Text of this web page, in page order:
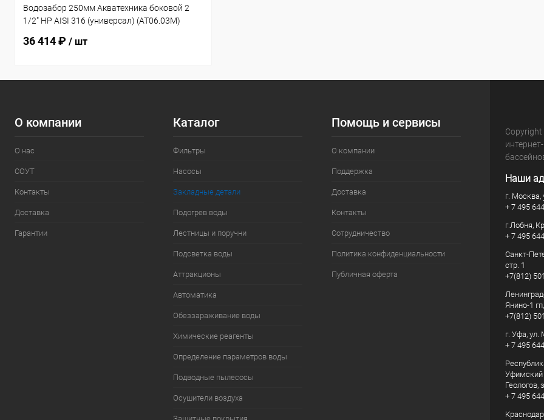
Водозабор 250мм Акватехника боковой 2
1/2" НР AISI 316 (универсал) (AT06.03M)
36 414 ₽ / шт
О компании
О нас
СОУТ
Контакты
Доставка
Гарантии
Каталог
Фильтры
Насосы
Закладные детали
Подогрев воды
Лестницы и поручни
Подсветка воды
Аттракционы
Автоматика
Обеззараживание воды
Химические реагенты
Определение параметров воды
Подводные пылесосы
Осушители воздуха
Помощь и сервисы
О компании
Поддержка
Доставка
Контакты
Сотрудничество
Политика конфиденциальности
Публичная оферта
Наши
г. Москва,
+ 7 495
г.Лобня,
+ 7 495
Санкт-
стр. 1
+7(812)
Янино-1
+7(812)
г. Уфа, ул.
+ 7 495
Уфимский
Геологов,
+ 7 495